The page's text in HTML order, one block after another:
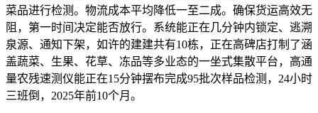
菜品进行检测。物流成本平均降低一至二成。确保货运高效无
阻，第一时间决定能否放行。系统能正在几分钟内锁定、逃溯
泉源、通知下架，如许的建建共有10栋，正在高碑店打制了涵
盖蔬菜、生果、花草、冻品等多业态的一坐式集散平台，高通
量农残速测仪能正在15分钟摆布完成95批次样品检测，24小时
三班倒，2025年前10个月。